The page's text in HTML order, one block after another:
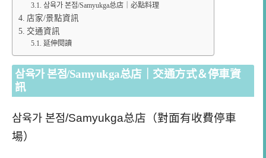
삼육가 본점/Samyukga总店｜必點料理
店家/景點資訊
交通資訊
延伸閱讀
삼육가 본점/Samyukga总店｜交通方式＆停車資
訊
삼육가 본점/Samyukga总店（對面有收費停車
場）